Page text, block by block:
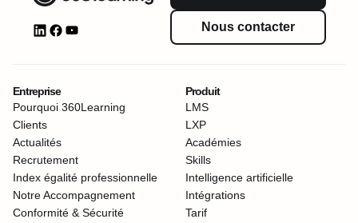
Nous contacter
Entreprise
Pourquoi 360Learning
Clients
Actualités
Recrutement
Index égalité professionnelle
Notre Accompagnement
Conformité & Sécurité
Produit
LMS
LXP
Académies
Skills
Intelligence artificielle
Intégrations
Tarif